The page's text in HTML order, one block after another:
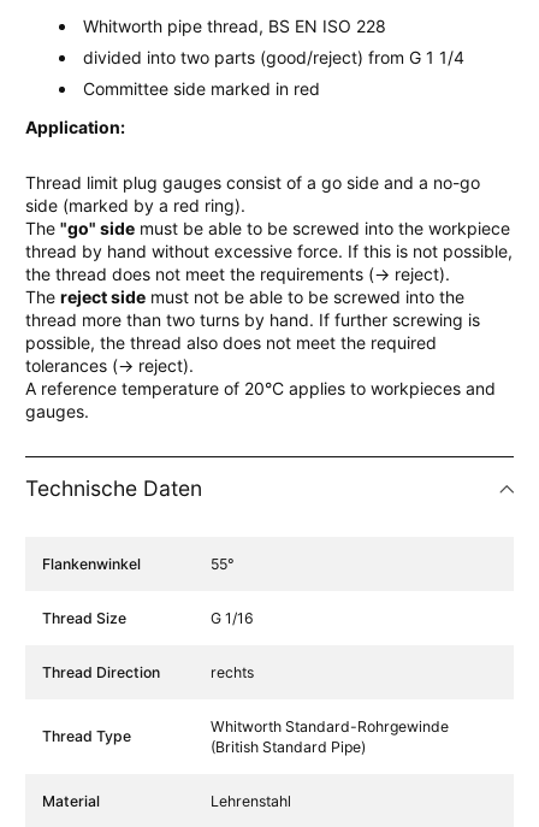
Whitworth pipe thread, BS EN ISO 228
divided into two parts (good/reject) from G 1 1/4
Committee side marked in red
Application:
Thread limit plug gauges consist of a go side and a no-go
side (marked by a red ring).
The "go" side must be able to be screwed into the workpiece
thread by hand without excessive force. If this is not possible,
the thread does not meet the requirements (→ reject).
The reject side must not be able to be screwed into the
thread more than two turns by hand. If further screwing is
possible, the thread also does not meet the required
tolerances (→ reject).
A reference temperature of 20°C applies to workpieces and
gauges.
Technische Daten
Specification Name Specification Value
Flankenwinkel 55°
Thread Size G 1/16
Thread Direction rechts
Thread Type
Whitworth Standard-Rohrgewinde
(British Standard Pipe)
Material Lehrenstahl